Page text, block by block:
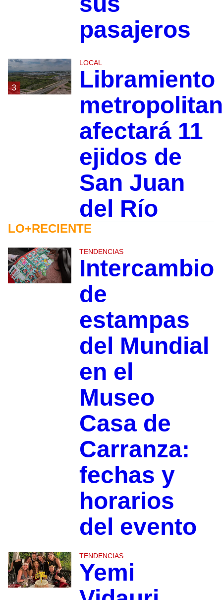
pasajeros
3
LOCAL
Libramiento
afectará 11
ejidos de
San Juan
del Río
LO+RECIENTE
TENDENCIAS
Intercambio
de
estampas
del Mundial
en el
Museo
Casa de
Carranza:
fechas y
horarios
del evento
TENDENCIAS
Yemi